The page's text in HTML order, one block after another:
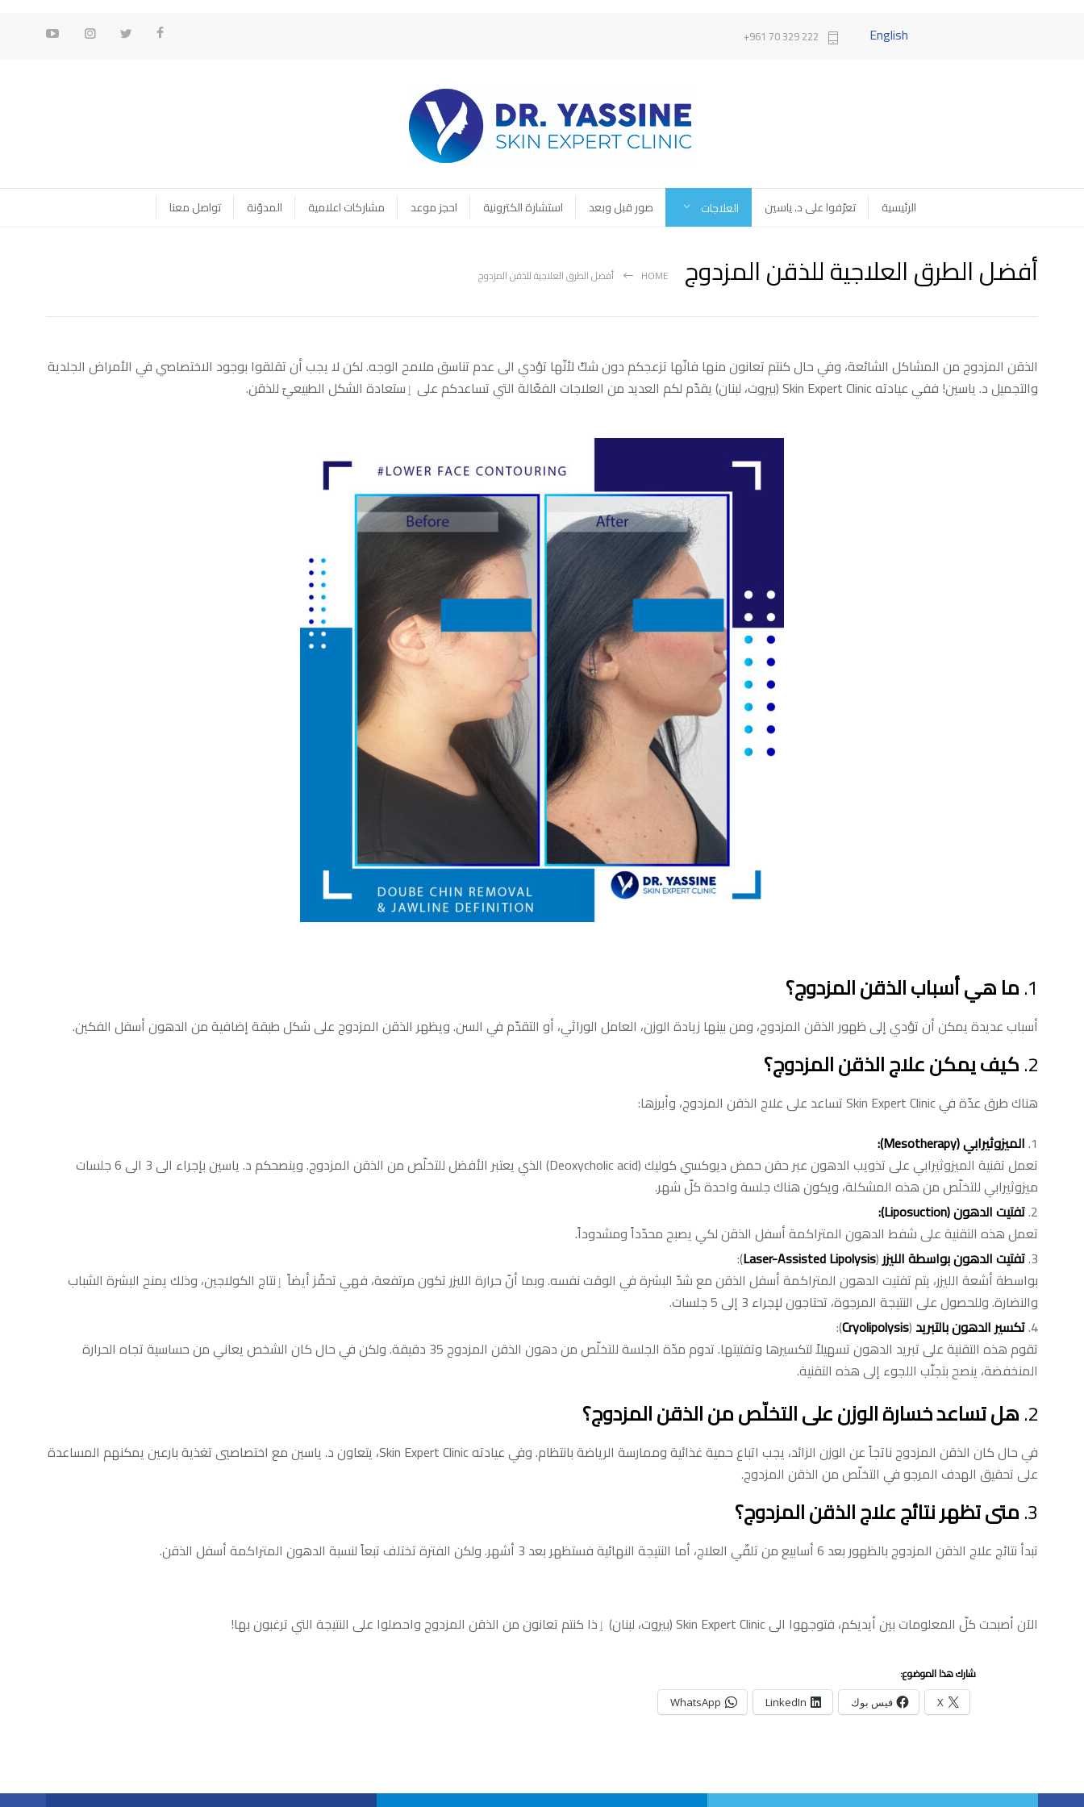
222 329 70 961+ English
الرئيسية تعرّفوا على د. ياسين العلاجات صور قبل وبعد استشارة الكترونية احجز موعد مشاركات اعلامية المدوّنة تواصل معنا
أفضل الطرق العلاجية للذقن المزدوج HOME أفضل الطرق العلاجية للذقن المزدوج
الذقن المزدوج من المشاكل الشائعة، وفي حال كنتم تعانون منها فانّها تزعجكم دون شكّ لأنّها تؤدي الى عدم تناسق ملامح الوجه. لكن لا يجب أن تقلقوا بوجود الاختصاصي في الأمراض الجلدية
والتجميل د. ياسين! ففي عيادته Skin Expert Clinic (بيروت، لبنان) يقدّم لكم العديد من العلاجات الفعّالة التي تساعدكم على ٳستعادة الشكل الطبيعيّ للذقن.
1. ما هي أسباب الذقن المزدوج؟
أسباب عديدة يمكن أن تؤدي إلى ظهور الذقن المزدوج، ومن بينها زيادة الوزن، العامل الوراثي، أو التقدّم في السن. ويظهر الذقن المزدوج على شكل طبقة إضافية من الدهون أسفل الفكين.
2. كيف يمكن علاج الذقن المزدوج؟
هناك طرق عدّة في Skin Expert Clinic تساعد على علاج الذقن المزدوج، وأبرزها:
الميزوثيرابي (Mesotherapy):
تعمل تقنية الميزوثيرابي على تذويب الدهون عبر حقن حمض ديوكسي كوليك (Deoxycholic acid) الذي يعتبر الأفضل للتخلّص من الذقن المزدوج. وينصحكم د. ياسين بإجراء الى 3 الى 6 جلسات
ميزوثيرابي للتخلّص من هذه المشكلة، ويكون هناك جلسة واحدة كلّ شهر.
تفتيت الدهون (Liposuction
):
تعمل هذه التقنية على شفط الدهون المتراكمة أسفل الذقن لكي يصبح محدّداً ومشدوداً.
تفتيت الدهون بواسطة الليزر(
Laser-Assisted Lipolysis
):
بواسطة أشعة الليزر، يتم تفتيت الدهون المتراكمة أسفل الذقن مع شدّ البشرة في الوقت نفسه. وبما أنّ حرارة الليزر تكون مرتفعة، فهي تحفّز أيضاً ٳنتاج الكولاجين، وذلك يمنح البشرة الشباب
والنضارة. وللحصول على النتيجة المرجوة، تحتاجون لإجراء 3 إلى 5 جلسات.
تكسير الدهون بالتبريد (
Cryolipolysis
):
تقوم هذه التقنية على تبريد الدهون تسهيلاً لتكسيرها وتفتيتها. تدوم مدّة الجلسة للتخلّص من دهون الذقن المزدوج 35 دقيقة. ولكن في حال كان الشخص يعاني من حساسية تجاه الحرارة
المنخفضة، ينصح بتجنّب اللجوء إلى هذه التقنية.
2. هل تساعد خسارة الوزن على التخلّص من الذقن المزدوج؟
في حال كان الذقن المزدوج ناتجاً عن الوزن الزائد، يجب اتباع حمية غذائية وممارسة الرياضة بانتظام. وفي عيادته Skin Expert Clinic، يتعاون د. ياسين مع اختصاصيي تغذية بارعين يمكنهم المساعدة
على تحقيق الهدف المرجو في التخلّص من الذقن المزدوج.
3. متى تظهر نتائج علاج الذقن المزدوج؟
تبدأ نتائج علاج الذقن المزدوج بالظهور بعد 6 أسابيع من تلقّي العلاج، أما النتيجة النهائية فستظهر بعد 3 أشهر. ولكن الفترة تختلف تبعاً لنسبة الدهون المتراكمة أسفل الذقن.
الآن أصبحت كلّ المعلومات بين أيديكم، فتوجهوا الى Skin Expert Clinic (بيروت، لبنان) ٳذا كنتم تعانون من الذقن المزدوج واحصلوا على النتيجة التي ترغبون بها!
شارك هذا الموضوع:
X فيس بوك LinkedIn
WhatsApp